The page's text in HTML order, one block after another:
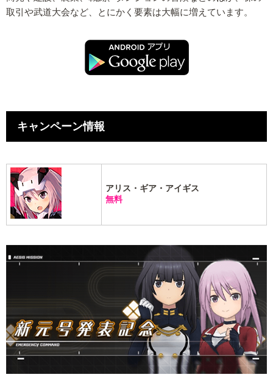
取引や武道大会など、とにかく要素は大幅に増えています。
キャンペーン情報
アリス・ギア・アイギス
無料